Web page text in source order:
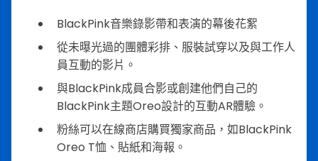
BlackPink音樂錄影帶和表演的幕後花絮
從未曝光過的團體彩排、服裝試穿以及與工作人
員互動的影片。
與BlackPink成員合影或創建他們自己的
BlackPink主題Oreo設計的互動AR體驗。
粉絲可以在線商店購買獨家商品，如BlackPink
Oreo T恤、貼紙和海報。